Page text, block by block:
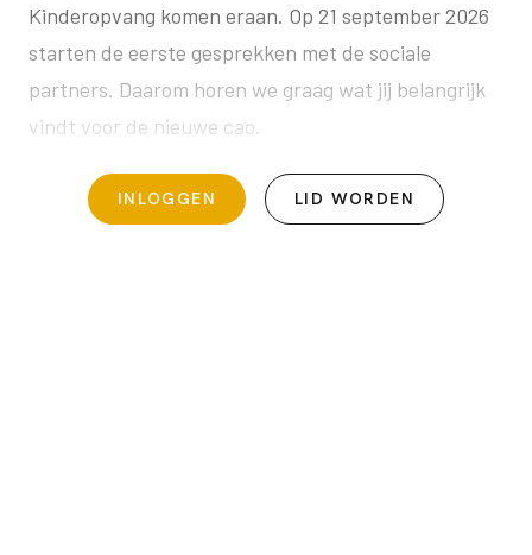
Kinderopvang komen eraan. Op 21 september 2026
starten de eerste gesprekken met de sociale
partners. Daarom horen we graag wat jij belangrijk
vindt voor de nieuwe cao.
INLOGGEN LID WORDEN